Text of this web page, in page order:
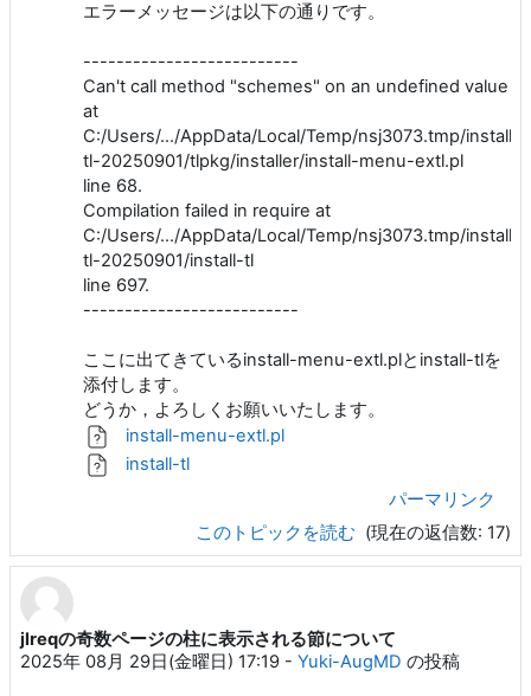
エラーメッセージは以下の通りです。
--------------------------
Can't call method "schemes" on an undefined value
at
C:/Users/.../AppData/Local/Temp/nsj3073.tmp/install-
tl-20250901/tlpkg/installer/install-menu-extl.pl
line 68.
Compilation failed in require at
C:/Users/.../AppData/Local/Temp/nsj3073.tmp/install-
tl-20250901/install-tl
line 697.
--------------------------
ここに出てきているinstall-menu-extl.plとinstall-tlを
添付します。
どうか，よろしくお願いいたします。
install-menu-extl.pl
install-tl
パーマリンク
このトピックを読む (現在の返信数: 17)
jlreqの奇数ページの柱に表示される節について
2025年 08月 29日(金曜日) 17:19 - Yuki-AugMD の投稿